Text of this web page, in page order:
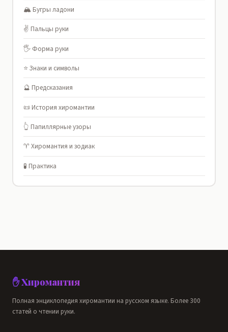
🏔️ Бугры ладони
✌️ Пальцы руки
🖐️ Форма руки
⭐ Знаки и символы
🔮 Предсказания
📜 История хиромантии
👆 Папиллярные узоры
♈ Хиромантия и зодиак
🧪 Практика
✋ Хиромантия
Полная энциклопедия хиромантии на русском языке. Более 300
статей о чтении руки.